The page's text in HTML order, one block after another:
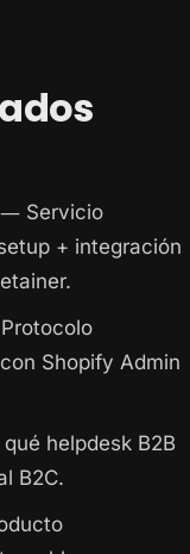
— Servicio
+ integración
Shopify Admin
helpdesk B2B
B2C.